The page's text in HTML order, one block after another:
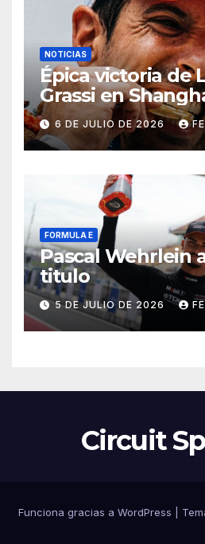
NOTICIAS
Épica victoria de
Grassi en
6 DE JULIO DE 2026
FORMULA E
Pascal Wehrlein
titulo
5 DE JULIO DE 2026
Circuit
Funciona gracias a WordPress